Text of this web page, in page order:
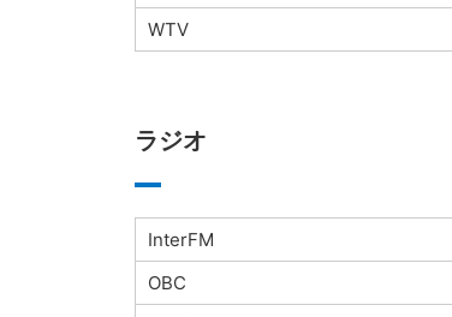
WTV
ラジオ
InterFM
OBC